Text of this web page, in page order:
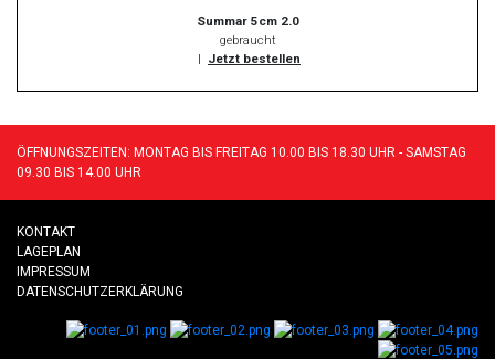
Summar 5cm 2.0
gebraucht
| Jetzt bestellen
ÖFFNUNGSZEITEN: MONTAG BIS FREITAG 10.00 BIS 18.30 UHR - SAMSTAG
09.30 BIS 14.00 UHR
KONTAKT
LAGEPLAN
IMPRESSUM
DATENSCHUTZERKLÄRUNG